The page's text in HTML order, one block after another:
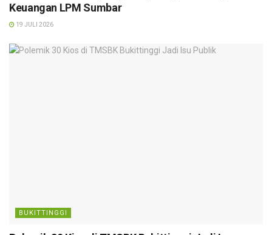
Keuangan LPM Sumbar
19 JULI 2026
BUKITTINGGI